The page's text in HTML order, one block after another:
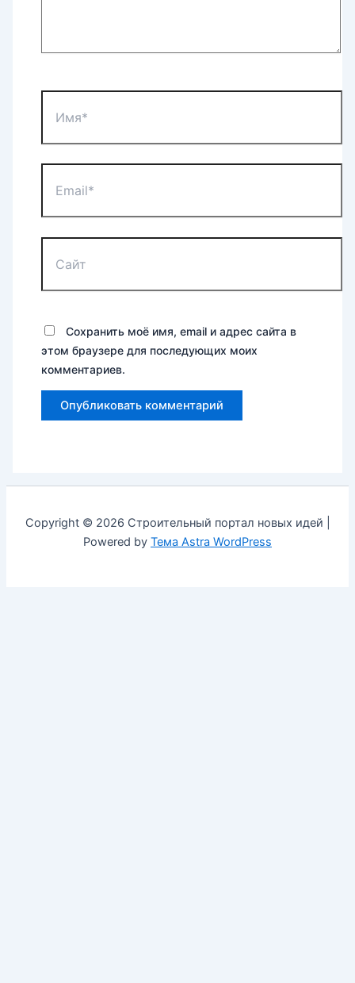
Сохранить моё имя, email и адрес сайта в
этом браузере для последующих моих
комментариев.
Copyright © 2026 Строительный портал новых идей |
Powered by Тема Astra WordPress